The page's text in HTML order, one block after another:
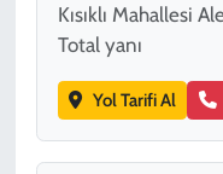
Kısıklı Mahallesi
Total yanı
Yol Tarifi Al